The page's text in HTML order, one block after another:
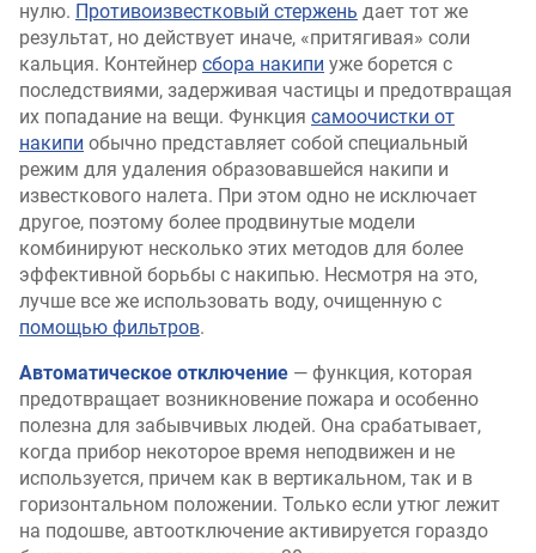
нулю. Противоизвестковый стержень дает тот же
результат, но действует иначе, «притягивая» соли
кальция. Контейнер сбора накипи уже борется с
последствиями, задерживая частицы и предотвращая
их попадание на вещи. Функция самоочистки от
накипи обычно представляет собой специальный
режим для удаления образовавшейся накипи и
известкового налета. При этом одно не исключает
другое, поэтому более продвинутые модели
комбинируют несколько этих методов для более
эффективной борьбы с накипью. Несмотря на это,
лучше все же использовать воду, очищенную с
помощью фильтров.
Автоматическое отключение — функция, которая
предотвращает возникновение пожара и особенно
полезна для забывчивых людей. Она срабатывает,
когда прибор некоторое время неподвижен и не
используется, причем как в вертикальном, так и в
горизонтальном положении. Только если утюг лежит
на подошве, автоотключение активируется гораздо